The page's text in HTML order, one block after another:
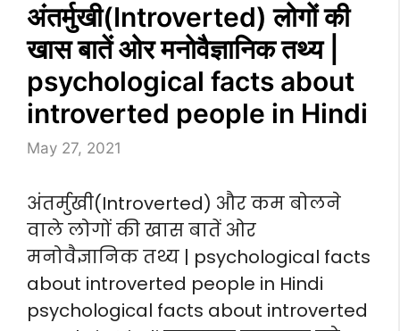
अंतर्मुखी(Introverted) लोगों की
खास बातें ओर मनोवैज्ञानिक तथ्य |
psychological facts about
introverted people in Hindi
May 27, 2021
अंतर्मुखी(Introverted) और कम बोलने
वाले लोगों की खास बातें ओर
मनोवैज्ञानिक तथ्य | psychological facts
about introverted people in Hindi
psychological facts about introverted